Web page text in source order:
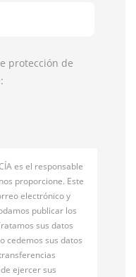
protección de
es el responsable
proporcione. Este
electrónico y
publicar los
sus datos
cedemos sus datos
ejercer sus